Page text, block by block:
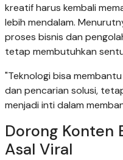
kreatif harus kembali
lebih mendalam.
proses bisnis dan
tetap membutuhkan
"Teknologi bisa
dan pencarian solusi,
menjadi inti dalam
Dorong Konten
Asal Viral